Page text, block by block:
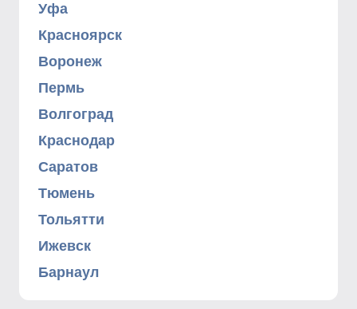
Уфа
Красноярск
Воронеж
Пермь
Волгоград
Краснодар
Саратов
Тюмень
Тольятти
Ижевск
Барнаул